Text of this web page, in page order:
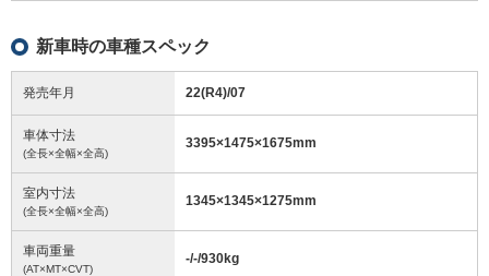
新車時の車種スペック
発売年月 22(R4)/07
車体寸法
(全長×全幅×全高)
3395×1475×1675mm
室内寸法
(全長×全幅×全高)
1345×1345×1275mm
車両重量
(AT×MT×CVT)
-/-/930kg